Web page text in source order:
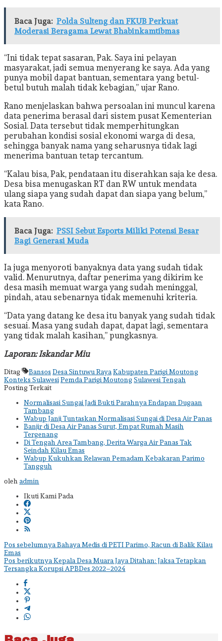
Baca Juga: Polda Sulteng dan FKUB Perkuat
Moderasi Beragama Lewat Bhabinkamtibmas
“Ini tidak tepat sasaran, Pak. Saya ini pelayan
masyarakat, jadi semua menyerang ke saya. Ada yang
punya mobil dapat bantuan, sementara yang betul-
betul butuh malah tidak kebagian,” ujar Rano.
Rano menjelaskan bahwa persoalan ini muncul karena
data penerima berasal dari sistem pusat Kementerian
Sosial. Data tersebut tidak memperhitungkan
perubahan kondisi sosial ekonomi warga di desa,
sehingga banyak nama yang seharusnya tidak lagi
menerima bantuan tetap tercantum.
“Kalau bisa, Pak, pendataan itu diserahkan saja ke desa.
Desa bisa menugaskan RT dan RW untuk mendata
ulang siapa yang sudah dapat dan siapa yang belum,”
kata Rano.
Baca Juga: PSSI Sebut Esports Miliki Potensi Besar
Bagi Generasi Muda
Ia juga menyoroti banyaknya data yang sudah tidak
valid. Menurutnya, daftar penerima yang dikirim ke
desa masih memuat warga yang sudah meninggal,
pindah, atau sebenarnya tidak memenuhi kriteria.
“Data yang datang ke desa itu banyak yang sudah tidak
sesuai. Masa yang sudah dapat, dapat lagi, sementara
yang tidak malah kasihan,” pungkasnya.
Laporan: Iskandar Miu
Ditag Bansos Desa Sintuwu RayaKabupaten Parigi Moutong
Konteks Sulawesi Pemda Parigi Moutong Sulawesi Tengah
Posting Terkait
Normalisasi Sungai Jadi Bukti Parahnya Endapan Dugaan
Tambang
Wabup Janji Tuntaskan Normalisasi Sungai di Desa Air Panas
Banjir di Desa Air Panas Surut, Empat Rumah Masih
Tergenang
Di Tengah Area Tambang, Derita Warga Air Panas Tak
Seindah Kilau Emas
Wabup Kukuhkan Relawan Pemadam Kebakaran Parimo
Tangguh
oleh admin
Ikuti Kami Pada
Navigasi
pos
Pos sebelumnyaBahaya Medis di PETI Parimo, Racun di Balik Kilau
Emas
Pos berikutnyaKepala Desa Muara Jaya Ditahan: Jaksa Tetapkan
Tersangka Korupsi APBDes 2022–2024